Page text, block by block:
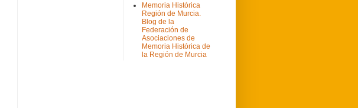
Memoria Histórica
Región de Murcia.
Blog de la
Federación de
Asociaciones de
Memoria Histórica de
la Región de Murcia